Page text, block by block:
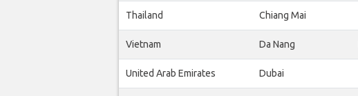
Thailand Chiang Mai
Vietnam Da Nang
United Arab Emirates Dubai